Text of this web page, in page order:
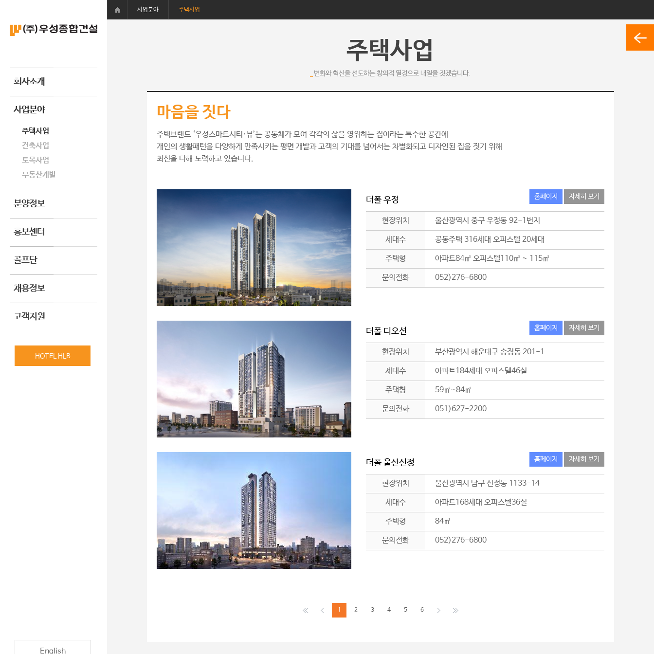
회사소개
사업분야
주택사업
건축사업
토목사업
부동산개발
분양정보
홍보센터
골프단
채용정보
고객지원
HOTEL HLB
English
사업분야 주택사업
주택사업
변화와 혁신을 선도하는 창의적 열정으로 내일을 짓겠습니다.
마음을 짓다
주택브랜드 ‘우성스마트시티·뷰’는 공동체가 모여 각각의 삶을 영위하는 집이라는 특수한 공간에
개인의 생활패턴을 다양하게 만족시키는 평면 개발과 고객의 기대를 넘어서는 차별화되고 디자인된 집을 짓기 위해
최선을 다해 노력하고 있습니다.
더폴 우정 자세히 보기
홈페이지
현장위치 울산광역시 중구 우정동 92-1번지
세대수 공동주택 316세대 오피스텔 20세대
주택형 아파트84㎡ 오피스텔110㎡ ~ 115㎡
문의전화 052)276-6800
더폴 디오션 자세히 보기
홈페이지
현장위치 부산광역시 해운대구 송정동 201-1
세대수 아파트184세대 오피스텔46실
주택형 59㎡~84㎡
문의전화 051)627-2200
더폴 울산신정 자세히 보기
홈페이지
현장위치 울산광역시 남구 신정동 1133-14
세대수 아파트168세대 오피스텔36실
주택형 84㎡
문의전화 052)276-6800
1 2 3 4 5 6